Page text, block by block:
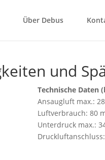
Über Debus
und
Technische Daten
Ansaugluft max.:
Luftverbrauch: 80
Unterdruck max.: